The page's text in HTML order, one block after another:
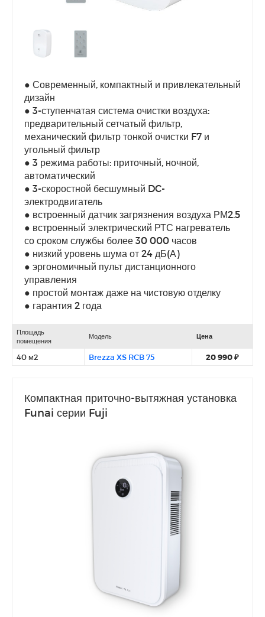
● Современный, компактный и привлекательный
дизайн
● 3-ступенчатая система очистки воздуха:
предварительный сетчатый фильтр,
механический фильтр тонкой очистки F7 и
угольный фильтр
● 3 режима работы: приточный, ночной,
автоматический
● 3-скоростной бесшумный DC-
электродвигатель
● встроенный датчик загрязнения воздуха РМ2.5
● встроенный электрический РТС нагреватель
со сроком службы более 30 000 часов
● низкий уровень шума от 24 дБ(А)
● эргономичный пульт дистанционного
управления
● простой монтаж даже на чистовую отделку
● гарантия 2 года
Площадь
помещения
Модель Цена
40 м2 Brezza XS RCB 75 20 990 ₽
Компактная приточно-вытяжная установка
Funai серии Fuji